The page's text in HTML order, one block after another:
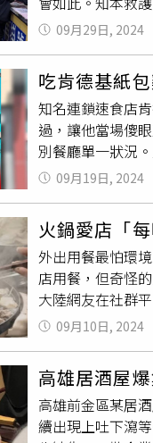
（廚餘），害他
煮，妳自己不聽
可是該給公婆一
留言「你很故意
事，但當傻媳婦
人臉色較為蒼白
09月29日, 2024
吃肯德基紙
知名連鎖速食店
過，讓他當場傻
別餐廳單一狀況
是生雞肉，慶幸
眼。」一名女網
完全涼的狀態⋯晚
呈現粉色，連雞
打開還會聽到雞
剛吃完，每次收
話回去店裡，他
09月19日, 2024
火鍋愛店「
外出用餐最怕環
店用餐，但奇怪
大陸網友在社群
後就會開始鬧肚
店用餐，沒想到
子？」原PO當
嘛？」原來並非
引起網友熱議，
「到底是有多喜
09月10日, 2024
高雄居酒屋
高雄前金區某居
續出現上吐下瀉